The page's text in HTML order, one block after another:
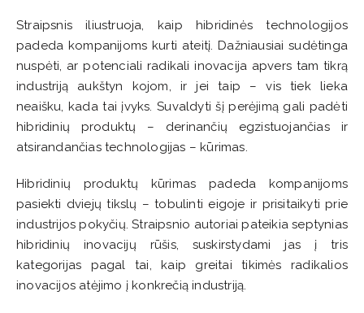
Straipsnis iliustruoja, kaip hibridinės technologijos
padeda kompanijoms kurti ateitį. Dažniausiai sudėtinga
nuspėti, ar potenciali radikali inovacija apvers tam tikrą
industriją aukštyn kojom, ir jei taip – vis tiek lieka
neaišku, kada tai įvyks. Suvaldyti šį perėjimą gali padėti
hibridinių produktų – derinančių egzistuojančias ir
atsirandančias technologijas – kūrimas.
Hibridinių produktų kūrimas padeda kompanijoms
pasiekti dviejų tikslų – tobulinti eigoje ir prisitaikyti prie
industrijos pokyčių. Straipsnio autoriai pateikia septynias
hibridinių inovacijų rūšis, suskirstydami jas į tris
kategorijas pagal tai, kaip greitai tikimės radikalios
inovacijos atėjimo į konkrečią industriją.